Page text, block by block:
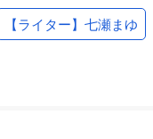
【ライター】七瀬まゆ